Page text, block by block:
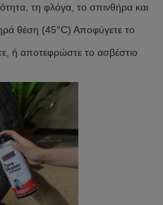
τη φλόγα, το σπινθήρα και
θέση (45°C) Αποφύγετε το
ή αποτεφρώστε το ασβέστιο